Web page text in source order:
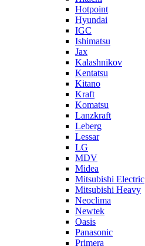
Hotpoint
Hyundai
IGC
Ishimatsu
Jax
Kalashnikov
Kentatsu
Kitano
Kraft
Komatsu
Lanzkraft
Leberg
Lessar
LG
MDV
Midea
Mitsubishi Electric
Mitsubishi Heavy
Neoclima
Newtek
Oasis
Panasonic
Primera